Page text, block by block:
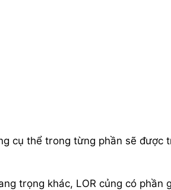
cụ thể trong từng phần sẽ được
trọng khác, LOR củng có phần